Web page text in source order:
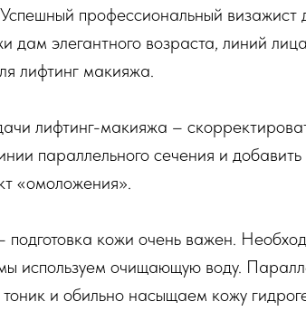
профессиональный
дам элегантного возраста, линий
лифтинг макияжа.
лифтинг-макияжа –
параллельного сечения и
«омоложения».
подготовка кожи очень важен.
используем очищающую воду.
и обильно насыщаем кожу